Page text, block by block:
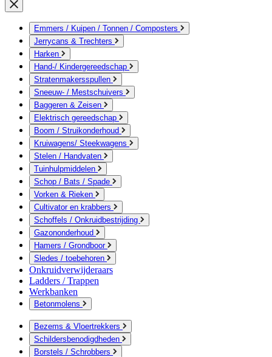
Emmers / Kuipen / Tonnen / Composters
Jerrycans & Trechters
Harken
Hand-/ Kindergereedschap
Stratenmakersspullen
Sneeuw- / Mestschuivers
Baggeren & Zeisen
Elektrisch gereedschap
Boom / Struikonderhoud
Kruiwagens/ Steekwagens
Stelen / Handvaten
Tuinhulpmiddelen
Schop / Bats / Spade
Vorken & Rieken
Cultivator en krabbers
Schoffels / Onkruidbestrijding
Gazononderhoud
Hamers / Grondboor
Sledes / toebehoren
Onkruidverwijderaars
Ladders / Trappen
Werkbanken
Betonmolens
Bezems & Vloertrekkers
Schildersbenodigdheden
Borstels / Schrobbers